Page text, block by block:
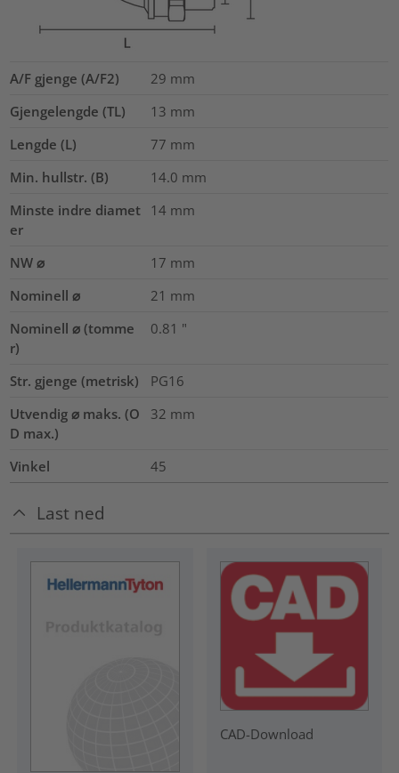
A/F gjenge (A/F2) 29 mm
Gjengelengde (TL)
13 mm
Lengde (L)
77 mm
Min. hullstr. (B)
14.0 mm
Minste indre diamet
er
14 mm
NW ⌀ 17 mm
Nominell ⌀
21 mm
Nominell ⌀ (tomme
r)
0.81 "
Str. gjenge (metrisk)
PG16
Utvendig ⌀ maks. (O
D max.)
32 mm
Vinkel 45
Last ned
CAD-Download